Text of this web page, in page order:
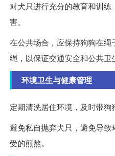
对犬只进行充分的教育和训
害。
在公共场合，应保持狗狗在绳
绳，以保证交通安全和公共卫
环境卫生与健康管理
定期清洗居住环境，及时带狗
避免私自抛弃犬只，避免导
受的煎熬。